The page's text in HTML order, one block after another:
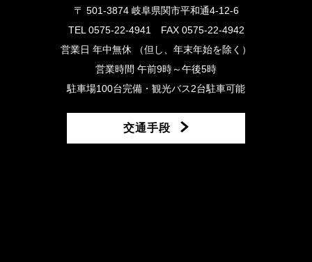
〒 501-3874 岐阜県関市平和通4-12-6
TEL 0575-22-4941 FAX 0575-22-4942
営業日 年中無休 （但し、年末年始を除く）
営業時間 午前9時～午後5時
駐車場100台完備・観光バス2台駐車可能
交通手段